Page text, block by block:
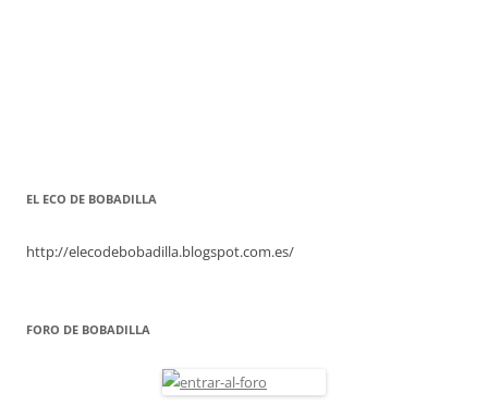
EL ECO DE BOBADILLA
http://elecodebobadilla.blogspot.com.es/
FORO DE BOBADILLA